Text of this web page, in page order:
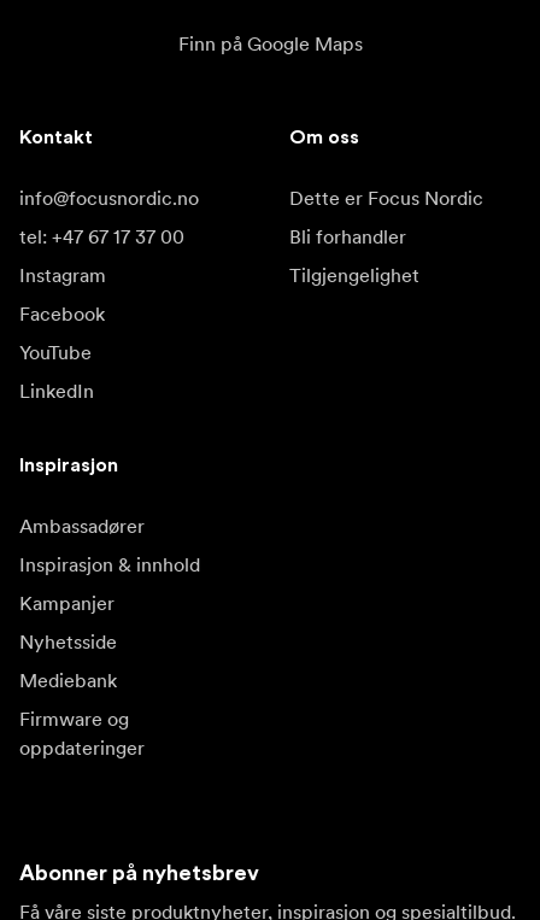
Finn på Google Maps
Kontakt
info@focusnordic.no
tel: +47 67 17 37 00
Instagram
Facebook
YouTube
LinkedIn
Om oss
Dette er Focus Nordic
Bli forhandler
Tilgjengelighet
Inspirasjon
Ambassadører
Inspirasjon & innhold
Kampanjer
Nyhetsside
Mediebank
Firmware og
oppdateringer
Abonner på nyhetsbrev
Få våre siste produktnyheter, inspirasjon og spesialtilbud.